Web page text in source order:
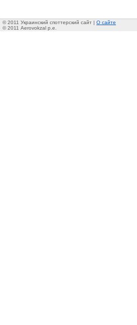
© 2011 Украинский споттерский сайт | О сайте
© 2011 Aerovokzal p.e.